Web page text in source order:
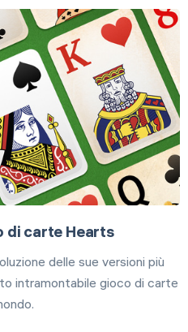
di carte Hearts
delle sue versioni più
intramontabile gioco di carte